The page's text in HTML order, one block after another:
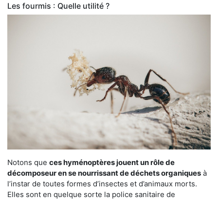
Les fourmis : Quelle utilité ?
Notons que ces hyménoptères jouent un rôle de
décomposeur en se nourrissant de déchets organiques à
l’instar de toutes formes d’insectes et d’animaux morts.
Elles sont en quelque sorte la police sanitaire de